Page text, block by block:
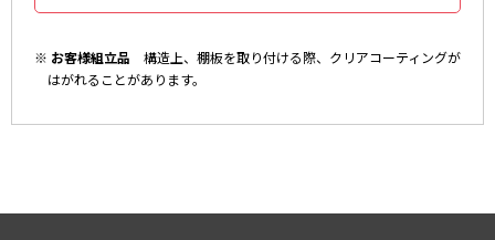
※ お客様組立品 構造上、棚板を取り付ける際、クリアコーティングが
はがれることがあります。